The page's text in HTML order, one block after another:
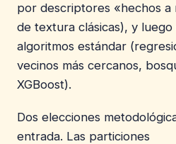
por descriptores «hechos a
de textura clásicas), y
algoritmos estándar
vecinos más cercanos,
XGBoost).
Dos elecciones
entrada. Las particiones